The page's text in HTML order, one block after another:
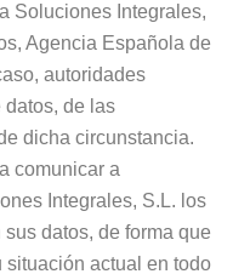
Soluciones Integrales,
Agencia Española de
autoridades
datos, de las
dicha circunstancia.
comunicar a
Integrales, S.L. los
datos, de forma que
situación actual en todo